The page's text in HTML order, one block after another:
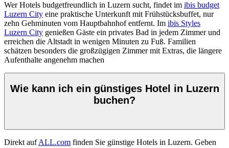
Wer Hotels budgetfreundlich in Luzern sucht, findet im ibis budget
Luzern City eine praktische Unterkunft mit Frühstücksbuffet, nur
zehn Gehminuten vom Hauptbahnhof entfernt. Im ibis Styles
Luzern City genießen Gäste ein privates Bad in jedem Zimmer und
erreichen die Altstadt in wenigen Minuten zu Fuß. Familien
schätzen besonders die großzügigen Zimmer mit Extras, die längere
Aufenthalte angenehm machen
Wie kann ich ein günstiges Hotel in Luzern
buchen?
Direkt aufALL.com finden Sie günstige Hotels in Luzern. Geben